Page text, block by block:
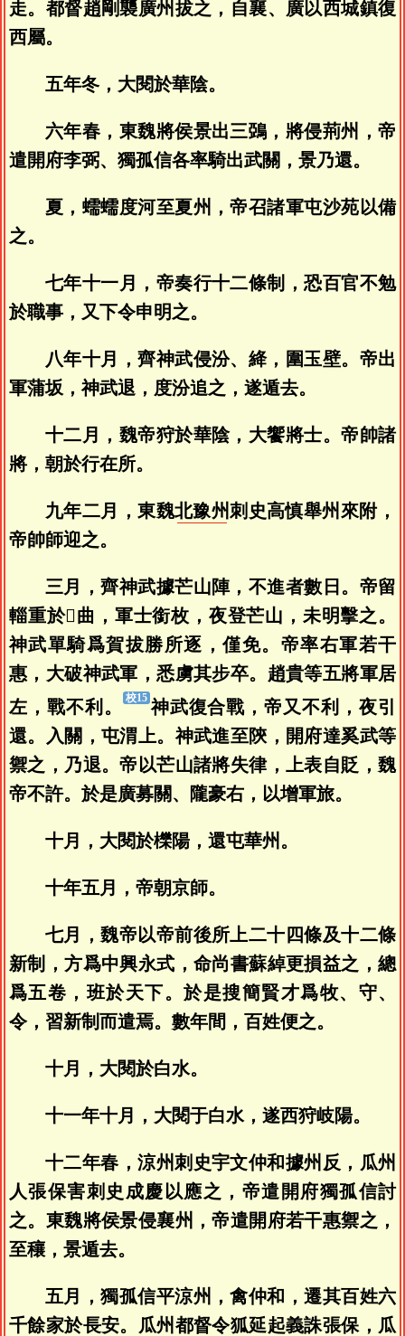
走。都督趙剛襲廣州拔之，自襄、廣以西城鎮復
西屬。
五年冬，大閱於華陰。
六年春，東魏將侯景出三鵶，將侵荊州，帝
遣開府李弼、獨孤信各率騎出武關，景乃還。
夏，蠕蠕度河至夏州，帝召諸軍屯沙苑以備
之。
七年十一月，帝奏行十二條制，恐百官不勉
於職事，又下令申明之。
八年十月，齊神武侵汾、絳，圍玉壁。帝出
軍蒲坂，神武退，度汾追之，遂遁去。
十二月，魏帝狩於華陰，大饗將士。帝帥諸
將，朝於行在所。
九年二月，東魏北豫州刺史高慎舉州來附，
帝帥師迎之。
三月，齊神武據芒山陣，不進者數日。帝留
輜重於𤄊曲，軍士銜枚，夜登芒山，未明擊之。
神武單騎爲賀拔勝所逐，僅免。帝率右軍若干
惠，大破神武軍，悉虜其步卒。趙貴等五將軍居
左，戰不利。
神武復合戰，帝又不利，夜引
還。入關，屯渭上。神武進至陝，開府達奚武等
禦之，乃退。帝以芒山諸將失律，上表自貶，魏
帝不許。於是廣募關、隴豪右，以增軍旅。
十月，大閱於櫟陽，還屯華州。
十年五月，帝朝京師。
七月，魏帝以帝前後所上二十四條及十二條
新制，方爲中興永式，命尚書蘇綽更損益之，總
爲五卷，班於天下。於是搜簡賢才爲牧、守、
令，習新制而遣焉。數年間，百姓便之。
十月，大閱於白水。
十一年十月，大閱于白水，遂西狩岐陽。
十二年春，涼州刺史宇文仲和據州反，瓜州
人張保害刺史成慶以應之，帝遣開府獨孤信討
之。東魏將侯景侵襄州，帝遣開府若干惠禦之，
至穰，景遁去。
五月，獨孤信平涼州，禽仲和，遷其百姓六
千餘家於長安。瓜州都督令狐延起義誅張保，瓜